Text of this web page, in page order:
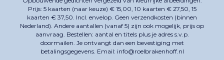
Prijs: 5 kaarten (naar keuze) € 15,00, 10 kaarten € 27,50, 15
kaarten € 37,50. Incl. envelop. Geen verzendkosten (binnen
Nederland). Andere aantallen (vanaf 5) zijn ook mogelijk, prijs op
aanvraag. Bestellen: aantal en titels plus je adres s.v.p.
doormailen. Je ontvangt dan een bevestiging met
betalingsgegevens. Email: info@roelbrakenhoff.nl